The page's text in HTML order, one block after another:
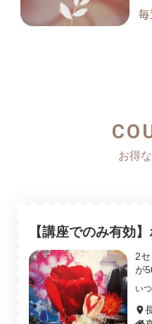
☆
資
な
現
し
す
毎
第
長)
親
逃
【講座でのみ有効
ト2個目1000円引き
2
が
ボ
て
る… ★2セット目が
い